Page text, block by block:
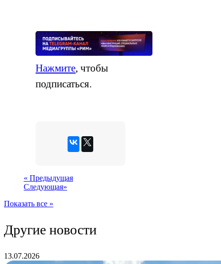
Нажмите, чтобы
подписаться.
« Предыдущая
Следующая»
Показать все »
Другие новости
13.07.2026